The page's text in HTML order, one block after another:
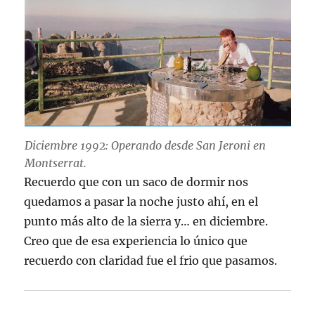
Diciembre 1992: Operando desde San Jeroni en
Montserrat.
Recuerdo que con un saco de dormir nos
quedamos a pasar la noche justo ahí, en el
punto más alto de la sierra y… en diciembre.
Creo que de esa experiencia lo único que
recuerdo con claridad fue el frio que pasamos.